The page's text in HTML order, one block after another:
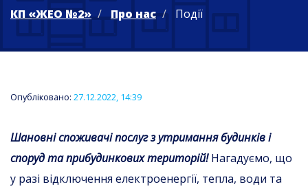
КП «ЖЕО №2» Про нас Події
Опубліковано: 27.12.2022, 14:39
Шановні споживачі послуг з утримання будинків і
споруд та прибудинкових територій!Нагадуємо, що
у разі відключення електроенергії, тепла, води та